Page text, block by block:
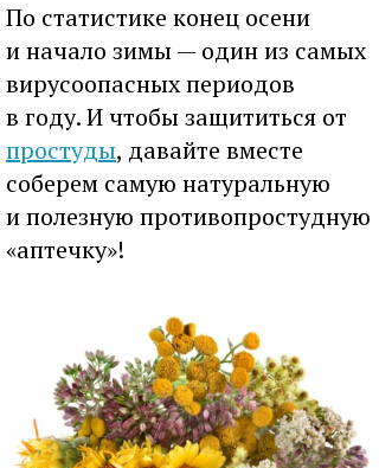
По статистике конец осени
и начало зимы — один из самых
вирусоопасных периодов
в году. И чтобы защититься от
простуды, давайте вместе
соберем самую натуральную
и полезную противопростудную
«аптечку»!